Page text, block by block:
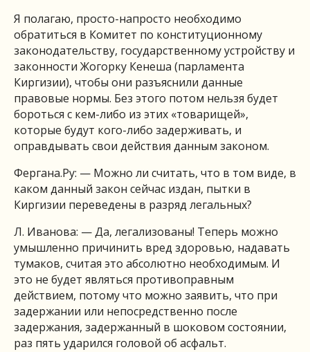
Я полагаю, просто-напросто необходимо
обратиться в Комитет по конституционному
законодательству, государственному устройству и
законности Жогорку Кенеша (парламента
Киргизии), чтобы они разъяснили данные
правовые нормы. Без этого потом нельзя будет
бороться с кем-либо из этих «товарищей»,
которые будут кого-либо задерживать, и
оправдывать свои действия данным законом.
Фергана.Ру: — Можно ли считать, что в том виде, в
каком данный закон сейчас издан, пытки в
Киргизии переведены в разряд легальных?
Л. Иванова: — Да, легализованы! Теперь можно
умышленно причинить вред здоровью, надавать
тумаков, считая это абсолютно необходимым. И
это не будет являться противоправным
действием, потому что можно заявить, что при
задержании или непосредственно после
задержания, задержанный в шоковом состоянии,
раз пять ударился головой об асфальт.